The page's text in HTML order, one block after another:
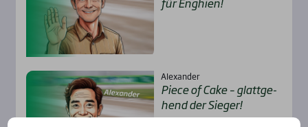
Alexander
Pie­ce of Cake – glatt­ge­
hend der Sie­ger!